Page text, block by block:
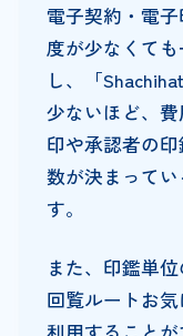
電子契約・電
度が少なくて
し、「
少ないほど、
印や承認者の
数が決まって
す。
また、印鑑単
回覧ルートお